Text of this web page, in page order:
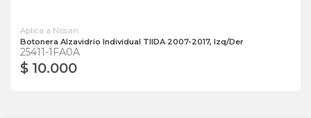
Aplica a Nissan
Botonera Alzavidrio Individual TIIDA 2007-2017, Izq/Der
25411-1FA0A
$ 10.000